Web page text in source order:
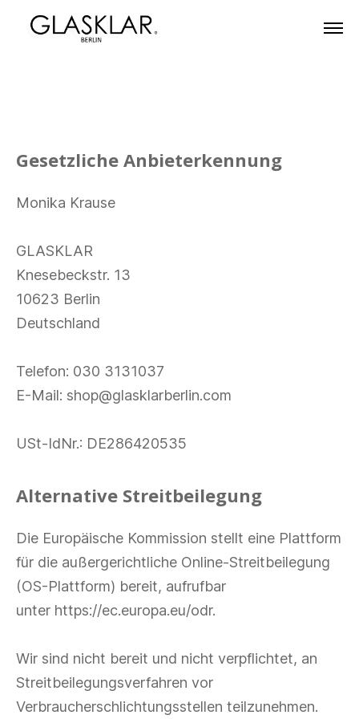
Gesetzliche Anbieterkennung
Monika Krause
GLASKLAR
Knesebeckstr. 13
10623 Berlin
Deutschland
Telefon: 030 3131037
E-Mail: shop@glasklarberlin.com
USt-IdNr.: DE286420535
Alternative Streitbeilegung
Die Europäische Kommission stellt eine Plattform
für die außergerichtliche Online-Streitbeilegung
(OS-Plattform) bereit, aufrufbar
unter https://ec.europa.eu/odr.
Wir sind nicht bereit und nicht verpflichtet, an
Streitbeilegungsverfahren vor
Verbraucherschlichtungsstellen teilzunehmen.